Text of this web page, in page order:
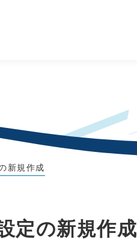
新規作成
定の新規作成